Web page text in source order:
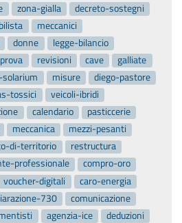
zona-gialla
decreto-sostegni
meccanici
donne
legge-bilancio
revisioni cave
galliate
misure
diego-pastore
tossici
veicoli-ibridi
calendario
pasticcerie
meccanica
mezzi-pesanti
di-territorio
restructura
professionale
compro-oro
voucher-digitali
caro-energia
730
comunicazione
agenzia-ice
deduzioni